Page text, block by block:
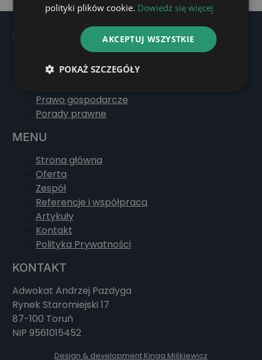
OFERTA
Prawo cywilne
Prawo gospodarcze
Porady prawne
MENU
Strona główna
Oferta
Zespół
Referencje i współpraca
Artykuły
Kontakt
Polityka Prywatności
KONTAKT
Adwokat Andrzej Pazdyga
Rynek Staromiejski 17
87-100 Toruń
NIP 9561015452
Design & development Kinga Miśkiewicz
polityki plików cookie. Dowiedz się więcej
AKCEPTUJ WSZYSTKIE
POKAŻ SZCZEGÓŁY